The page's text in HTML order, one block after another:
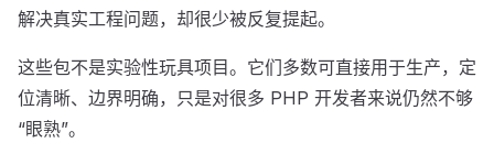
解决真实工程问题，却很少被反复提起。
这些包不是实验性玩具项目。它们多数可直接用于生产，定
位清晰、边界明确，只是对很多 PHP 开发者来说仍然不够
“眼熟”。